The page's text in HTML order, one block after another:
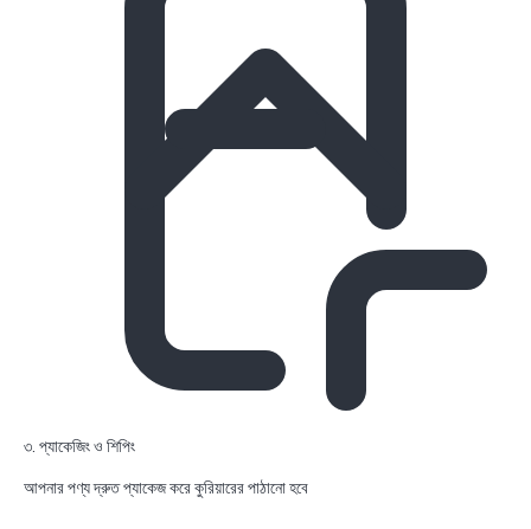
৩. প্যাকেজিং ও শিপিং
আপনার পণ্য দ্রুত প্যাকেজ করে কুরিয়ারের পাঠানো হবে